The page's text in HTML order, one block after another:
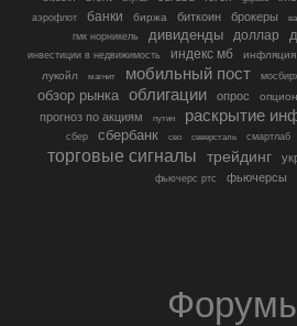
аэрофлот банки биржа биткоин брокеры
гмк норникель
дивиденды доллар
инвестиции в недвижимость индекс мб
инфляция
лукойл
магнит мобильный пост
обзор рынка облигации опрос
прогноз по акциям путин раскрытие
сбер сбербанк сво северсталь смартлаб
торговые сигналы трейдинг
фьючерс ртс фьючерсы